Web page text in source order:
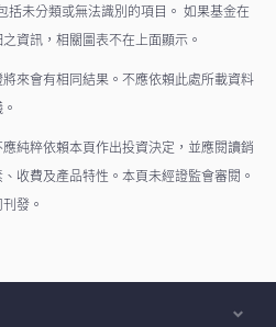
括未分類或無法識別的項目。 如果基金在
資訊，相關圖表不在上面顯示。
來會有相同結果。不應依賴此處所載資料
純粹依賴本頁作出投資決定，並應閱讀銷
收費及產品特性。本頁未經證監會審閱。
發。